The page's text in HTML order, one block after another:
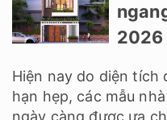
2026
Hiện nay do diện tích
hạn hẹp, các mẫu